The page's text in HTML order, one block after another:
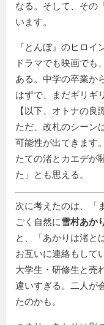
なる。そして、その
います。
『とんぼ』のヒロイ
ドラマでも映画でも
ある。中学の卒業か
はずで、まだギリギ
【以下、オトナの良
ただ、改札のシーン
可能性が出てきます
たての渚とカエデが
た」とも思える。
次に考えたのは、「
ごく自然に雪村あか
と、「あかりは渚と
お互いに連絡もして
大学生・研修生と売
違いすぎる。二人が
たのかも。